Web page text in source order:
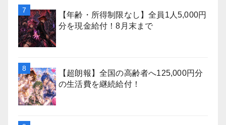
【年齢・所得制限なし】全員1人5,000円
分を現金給付！8月末まで
【超朗報】全国の高齢者へ125,000円分
の生活費を継続給付！